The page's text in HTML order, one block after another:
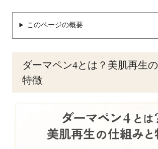
このページの概要
ダーマペン4とは？美肌再生
特徴